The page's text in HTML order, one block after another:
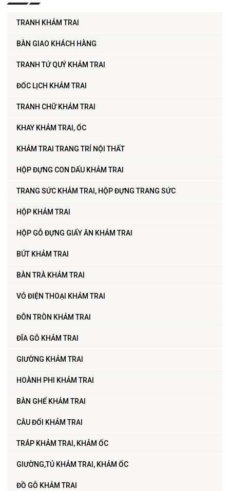
TRANH KHẢM TRAI
BÀN GIAO KHÁCH HÀNG
TRANH TỨ QUÝ KHẢM TRAI
ĐỐC LỊCH KHẢM TRAI
TRANH CHỮ KHẢM TRAI
KHAY KHẢM TRAI, ỐC
KHẢM TRAI TRANG TRÍ NỘI THẤT
HỘP ĐỰNG CON DẤU KHẢM TRAI
TRANG SỨC KHẢM TRAI, HỘP ĐỰNG TRANG SỨC
HỘP KHẢM TRAI
HỘP GỖ ĐỰNG GIẤY ĂN KHẢM TRAI
BÚT KHẢM TRAI
BÀN TRÀ KHẢM TRAI
VỎ ĐIỆN THOẠI KHẢM TRAI
ĐÔN TRÒN KHẢM TRAI
ĐĨA GỖ KHẢM TRAI
GIƯỜNG KHẢM TRAI
HOÀNH PHI KHẢM TRAI
BÀN GHẾ KHẢM TRAI
CÂU ĐỐI KHẢM TRAI
TRÁP KHẢM TRAI, KHẢM ỐC
GIƯỜNG,TỦ KHẢM TRAI, KHẢM ỐC
ĐỒ GỖ KHẢM TRAI